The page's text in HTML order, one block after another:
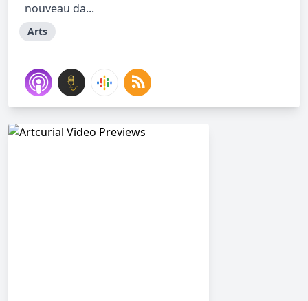
nouveau da...
Arts